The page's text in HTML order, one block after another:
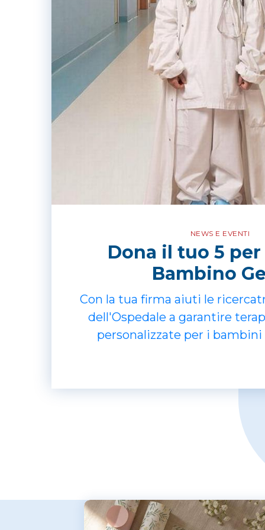
NEWS E EVENTI
Dona il tuo 5
Bambino
Con la tua firma aiuti le
dell'Ospedale a garantire
personalizzate per i bambini